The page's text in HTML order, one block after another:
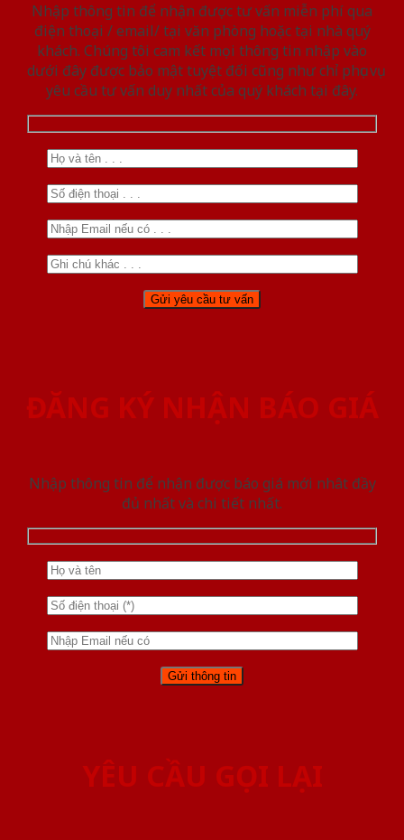
Nhập thông tin để nhận được tư vấn miễn phí qua
điện thoại / email/ tại văn phòng hoặc tại nhà quý
khách. Chúng tôi cam kết mọi thông tin nhập vào
dưới đây được bảo mật tuyệt đối cũng như chỉ phục vụ
yêu cầu tư vấn duy nhất của quý khách tại đây.
ĐĂNG KÝ NHẬN BÁO GIÁ
Nhập thông tin để nhận được báo giá mới nhât đầy
đủ nhất và chi tiết nhất.
YÊU CẦU GỌI LẠI